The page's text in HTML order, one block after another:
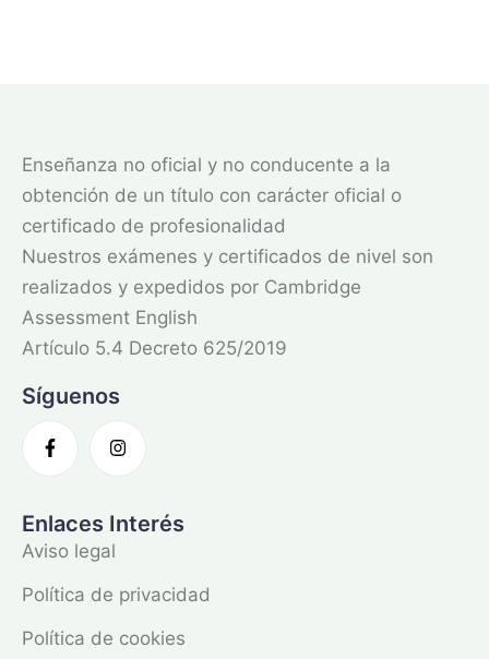
Enseñanza no oficial y no conducente a la
obtención de un título con carácter oficial o
certificado de profesionalidad
Nuestros exámenes y certificados de nivel son
realizados y expedidos por Cambridge
Assessment English
Artículo 5.4 Decreto 625/2019
Síguenos
Enlaces Interés
Aviso legal
Política de privacidad
Política de cookies